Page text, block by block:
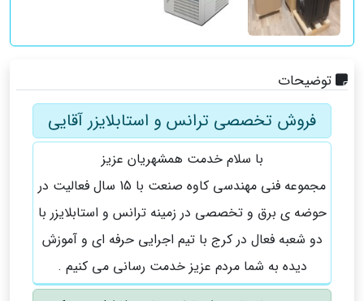
توضیحات
فروش تخصصی ترانس و استابلایزر آقایی
با سلام خدمت همشهریان عزیز
مجموعه فنی مهندسی کاوه صنعت با 15 سال فعالیت در
حوضه ی برق و تخصصی در زمینه ترانس و استابلایزر با
دو شعبه فعال در کرج با تیم اجرایی حرفه ای و آموزش
دیده به شما مردم عزیز خدمت رسانی می کنیم .